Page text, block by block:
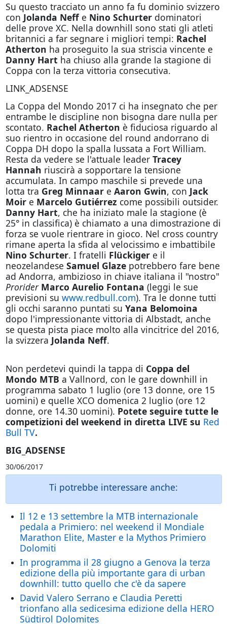
Su questo tracciato un anno fa fu dominio svizzero
con Jolanda Neffe Nino Schurterdominatori
delle prove XC. Nella downhill sono stati gli atleti
britannici a far segnare i migliori tempi: Rachel
Atherton ha proseguito la sua striscia vincente e
Danny Hart ha chiuso alla grande la stagione di
Coppa con la terza vittoria consecutiva.
LINK_ADSENSE
La Coppa del Mondo 2017 ci ha insegnato che per
entrambe le discipline non bisogna dare nulla per
scontato. Rachel Atherton è fiduciosa riguardo al
suo rientro in occasione del round andorrano di
Coppa DH dopo la spalla lussata a Fort William.
Resta da vedere se l'attuale leader Tracey
Hannah riuscirà a sopportare la tensione
accumulata. In campo maschile si prevede una
lotta tra Greg Minnaare Aaron Gwin, con Jack
Moire Marcelo Gutiérrez come possibili outsider.
Danny Hart, che ha iniziato male la stagione (è
25° in classifica) è chiamato a una dimostrazione di
forza se vuole rientrare in gioco. Nel cross country
rimane aperta la sfida al velocissimo e imbattibile
Nino Schurter. I fratelli Flückigere il
neozelandese Samuel Glazepotrebbero fare bene
ad Andorra, ambizioso in chiave italiana il "nostro"
Prorider Marco Aurelio Fontana (leggi le sue
previsioni su www.redbull.com). Tra le donne tutti
gli occhi saranno puntati su Yana Belomoina
dopo l'impressionante vittoria di Albstadt, anche
se questa pista piace molto alla vincitrice del 2016,
la svizzera Jolanda Neff.
Non perdetevi quindi la tappa di Coppa del
Mondo MTB a Vallnord, con le gare downhill in
programma sabato 1 luglio (ore 13 donne, ore 15
uomini) e quelle XCO domenica 2 luglio (ore 12
donne, ore 14.30 uomini). Potete seguire tutte le
competizioni del weekend in diretta LIVE su Red
Bull TV.
BIG_ADSENSE
30/06/2017
Ti potrebbe interessare anche:
Il 12 e 13 settembre la MTB internazionale
pedala a Primiero: nel weekend il Mondiale
Marathon Elite, Master e la Mythos Primiero
Dolomiti
In programma il 28 giugno a Genova la terza
edizione della più importante gara di urban
downhill: tutto quello che c'è da sapere
David Valero Serrano e Claudia Peretti
trionfano alla sedicesima edizione della HERO
Südtirol Dolomites